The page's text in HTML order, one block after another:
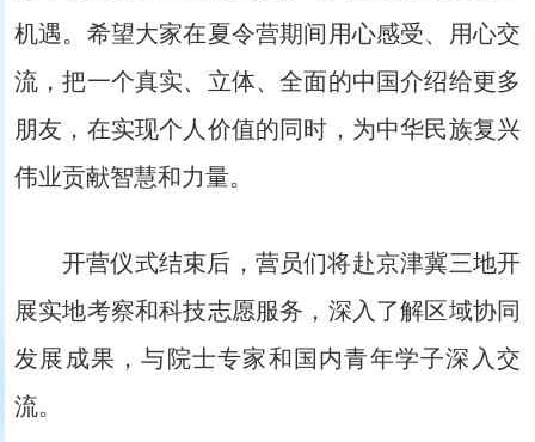
机遇。希望大家在夏令营期间用心感受、用心交
流，把一个真实、立体、全面的中国介绍给更多
朋友，在实现个人价值的同时，为中华民族复兴
伟业贡献智慧和力量。
开营仪式结束后，营员们将赴京津冀三地开
展实地考察和科技志愿服务，深入了解区域协同
发展成果，与院士专家和国内青年学子深入交
流。